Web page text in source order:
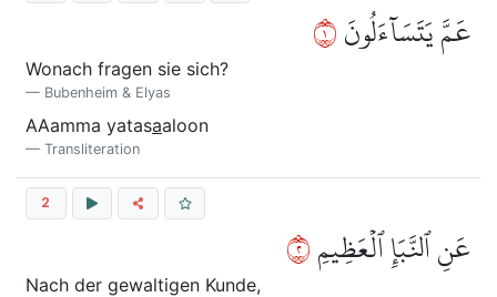
عَمَّ يَتَسَآءَلُونَ١
Wonach fragen sie sich?
Bubenheim & Elyas
AAamma yatasaaloon
Transliteration
2
عَنِ ٱلنَّبَإِ ٱلۡعَظِيمِ٢
Nach der gewaltigen Kunde,